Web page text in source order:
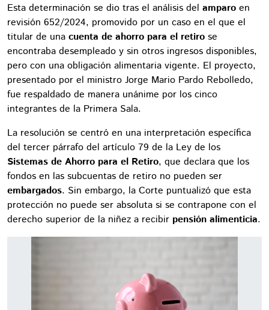
Esta determinación se dio tras el análisis del amparo en
revisión 652/2024, promovido por un caso en el que el
titular de una cuenta de ahorro para el retiro se
encontraba desempleado y sin otros ingresos disponibles,
pero con una obligación alimentaria vigente. El proyecto,
presentado por el ministro Jorge Mario Pardo Rebolledo,
fue respaldado de manera unánime por los cinco
integrantes de la Primera Sala.
La resolución se centró en una interpretación específica
del tercer párrafo del artículo 79 de la Ley de los
Sistemas de Ahorro para el Retiro, que declara que los
fondos en las subcuentas de retiro no pueden ser
embargados. Sin embargo, la Corte puntualizó que esta
protección no puede ser absoluta si se contrapone con el
derecho superior de la niñez a recibir pensión alimenticia.